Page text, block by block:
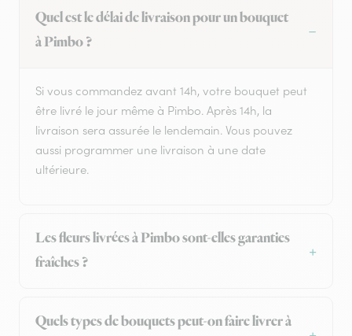
Quel est le délai de livraison pour un bouquet
à Pimbo ?
Si vous commandez avant 14h, votre bouquet peut
être livré le jour même à Pimbo. Après 14h, la
livraison sera assurée le lendemain. Vous pouvez
aussi programmer une livraison à une date
ultérieure.
Les fleurs livrées à Pimbo sont-elles garanties
fraîches ?
Quels types de bouquets peut-on faire livrer à